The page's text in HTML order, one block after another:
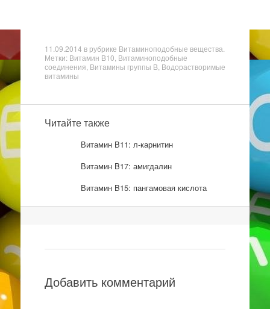
11.09.2014 в рубрике Витаминоподобные вещества
Метки: Витамин B10, Витаминоподобные
соединения, Витамины группы B, Водорастворимые
витамины
Читайте также
Витамин B11: л-карнитин
Витамин B17: амигдалин
Витамин B15: пангамовая кислота
Добавить комментарий